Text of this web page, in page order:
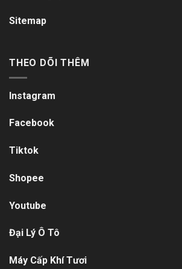
Sitemap
THEO DÕI THÊM
Instagram
Facebook
Tiktok
Shopee
Youtube
Đại Lý Ô Tô
Máy Cấp Khí Tươi